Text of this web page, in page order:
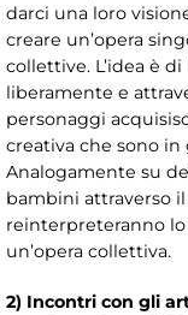
darci una loro
creare un’opera
collettive. L’idea è
liberamente e
personaggi
creativa che sono
Analogamente su
bambini attraverso
reinterpreteranno
un’opera collettiva.
2) Incontri con gli